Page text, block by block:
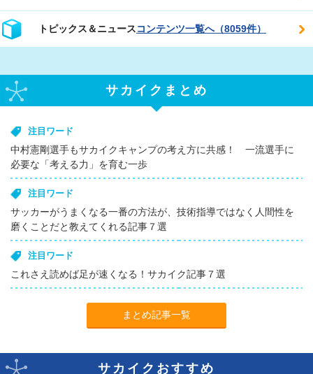
トピックス＆ニュースコンテンツ一覧へ（8059件）
サカイクまとめ
注目ワード
中村憲剛選手もサカイクキャンプの考え方に共感！ 一流選手に
必要な「考える力」を育む一歩
注目ワード
サッカーがうまくなる一番の方法が、技術指導ではなく人間性を
磨くことだと教えてくれる記事７選
注目ワード
これさえ読めば足が速くなる！サカイク記事７選
まとめ記事一覧
サカイクおすすめ